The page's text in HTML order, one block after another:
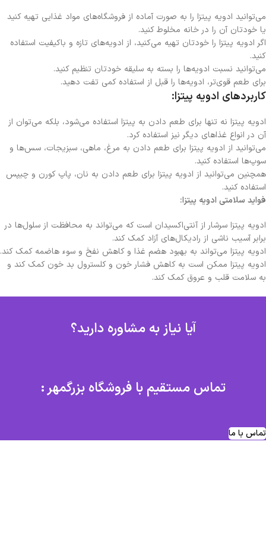
می‌توانید ادویه پیتزا را به صورت آماده از فروشگاه‌های مواد غذایی تهیه کنید
یا خودتان آن را در خانه مخلوط کنید.
اگر ادویه پیتزا را خودتان تهیه می‌کنید، از ادویه‌های تازه و باکیفیت استفاده
کنید.
می‌توانید نسبت ادویه‌ها را بسته به سلیقه خودتان تنظیم کنید.
برای طعم قوی‌تر، ادویه‌ها را قبل از استفاده کمی تفت دهید.
کاربردهای ادویه پیتزا:
ادویه پیتزا نه تنها برای طعم دادن به پیتزا استفاده می‌شود، بلکه می‌توان از
آن در انواع غذاهای دیگر نیز استفاده کرد.
می‌توانید از ادویه پیتزا برای طعم دادن به مرغ، ماهی، سبزیجات، سس‌ها و
سوپ‌ها استفاده کنید.
همچنین می‌توانید از ادویه پیتزا برای طعم دادن به نان، پاپ کورن و چیپس
استفاده کنید.
فواید سلامتی ادویه پیتزا:
ادویه پیتزا سرشار از آنتی‌اکسیدان است که می‌تواند به محافظت از سلول‌ها در
برابر آسیب ناشی از رادیکال‌های آزاد کمک کند.
ادویه پیتزا می‌تواند به بهبود هضم غذا و کاهش نفخ و سوء هاضمه کمک کند.
ادویه پیتزا ممکن است به کاهش فشار خون و کلسترول بد خون کمک کند و
به سلامت قلب و عروق کمک کند.
آیا نیاز به مشاوره دارید؟
تماس مستقیم با فروشگاه بزرگمهر :
تماس با ما